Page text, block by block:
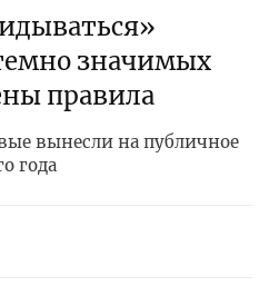
значимых
правила
вынесли на публичное
года